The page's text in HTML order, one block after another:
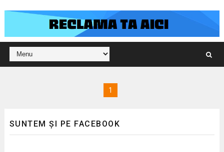
1
SUNTEM ȘI PE FACEBOOK